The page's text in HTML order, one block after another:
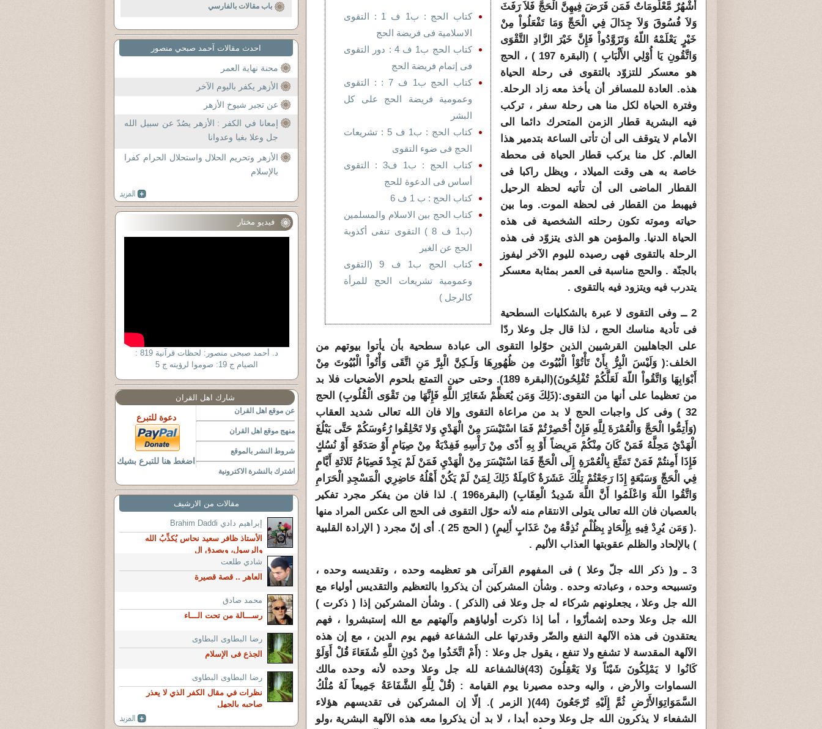
كتاب الحج : ب1 ف 1 : التقوى
الاسلامية فى فريضة الحج
كتاب الحج ب1 ف 4 : دور التقوى
فى إتمام فريضة الحج
كتاب الحج ب1 ف 7 : : التقوى
وعمومية فريضة الحج على كل
البشر
كتاب الحج : ب1 ف 5 : تشريعات
الحج فى ضوء التقوى
كتاب الحج : ب1 ف3 : التقوى
أساس فى الدعوة للحج
كتاب الحج : ب 1 ف 6
كتاب الحج بين الاسلام والمسلمين
(ب1 ف 8 ) التقوى تنفى أكذوبة
الحج عن الغير
كتاب الحج ب1 ف 9 (التقوى
وعمومية تشريعات الحج للمرأة
كالرجل )
أَشْهُرٌ مَّعْلُومَاتٌ فَمَن فَرَضَ فِيهِنَّ الْحَجَّ فَلاَ رَفَثَ
وَلاَ فُسُوقَ وَلاَ جِدَالَ فِي الْحَجِّ وَمَا تَفْعَلُواْ مِنْ
خَيْرٍ يَعْلَمْهُ اللّهُ وَتَزَوَّدُواْ فَإِنَّ خَيْرَ الزَّادِ التَّقْوَى
وَاتَّقُونِ يَا أُوْلِي الأَلْبَابِ ) (البقرة 197 ) ، الحج
هو معسكر للتزوّد بالتقوى فى رحلة الحياة
هذه. العادة للمسافر أن يأخذ معه زاد الرحلة.
وفترة الحياة لكل منا هى رحلة سفر ، تركب
فيه البشرية قطار الزمن المتحرك دائما الى
الأمام لا يتوقف الى أن تأتى الساعة بتدمير هذا
العالم. كل منا يركب قطار الحياة فى محطة
خاصة به هى وقت الميلاد ، ويظل راكبا فى
القطار الماضى الى أن تأتيه لحظة الرحيل
فيهبط من القطار فى لحظة الموت. وما بين
حياته وموته تكون رحلته الشخصية فى هذه
الحياة الدنيا. والمؤمن هو الذى يتزوّد فى هذه
الرحلة بالتقوى فهى رصيده لليوم الآخر ليفوز
بالجنّة . والحج مناسبة فى العمر بمثابة معسكر
يتدرب فيه ويتزود فيه بالتقوى .
2 ــ وفى التقوى لا عبرة بالشكليات السطحية
فى تأدية مناسك الحج ، لذا قال جل وعلا ردّا
على الجاهليين القرشيين الذين حوّلوا التقوى الى عبادة سطحية بأن يأتوا بيوتهم من
الخلف:( وَلَيْسَ الْبِرُّ بِأَنْ تَأْتُوْاْ الْبُيُوتَ مِن ظُهُورِهَا وَلَـكِنَّ الْبِرَّ مَنِ اتَّقَى وَأْتُواْ الْبُيُوتَ مِنْ
أَبْوَابِهَا وَاتَّقُواْ اللّهَ لَعَلَّكُمْ تُفْلِحُونَ)(البقرة 189). وحتى حين التمتع بلحوم الأضحيات فلا بد
من تعظيما على أنها من التقوى:(ذَلِكَ وَمَن يُعَظِّمْ شَعَائِرَ اللَّهِ فَإِنَّهَا مِن تَقْوَى الْقُلُوبِ) الحج
32 ) وفى كل واجبات الحج لا بد من مراعاة التقوى وإلا فان الله تعالى شديد العقاب
(وَأَتِمُّوا الْحَجَّ وَالْعُمْرَةَ لِلَّهِ فَإِنْ أُحْصِرْتُمْ فَمَا اسْتَيْسَرَ مِنْ الْهَدْيِ وَلا تَحْلِقُوا رُءُوسَكُمْ حَتَّى يَبْلُغَ
الْهَدْيُ مَحِلَّهُ فَمَنْ كَانَ مِنْكُمْ مَرِيضاً أَوْ بِهِ أَذًى مِنْ رَأْسِهِ فَفِدْيَةٌ مِنْ صِيَامٍ أَوْ صَدَقَةٍ أَوْ نُسُكٍ
فَإِذَا أَمِنتُمْ فَمَنْ تَمَتَّعَ بِالْعُمْرَةِ إِلَى الْحَجِّ فَمَا اسْتَيْسَرَ مِنْ الْهَدْيِ فَمَنْ لَمْ يَجِدْ فَصِيَامُ ثَلاثَةِ أَيَّامٍ
فِي الْحَجِّ وَسَبْعَةٍ إِذَا رَجَعْتُمْ تِلْكَ عَشَرَةٌ كَامِلَةٌ ذَلِكَ لِمَنْ لَمْ يَكُنْ أَهْلُهُ حَاضِرِي الْمَسْجِدِ الْحَرَامِ
وَاتَّقُوا اللَّهَ وَاعْلَمُوا أَنَّ اللَّهَ شَدِيدُ الْعِقَابِ
) (البقرة196 ). لذا فان من يفكر مجرد تفكير
بالعصيان فان الله تعالى يتولى الانتقام منه لأنه حوّل التقوى فى الحج الى عكس المراد منها
.( وَمَن يُرِدْ فِيهِ بِإِلْحَادٍ بِظُلْمٍ نُذِقْهُ مِنْ عَذَابٍ أَلِيمٍ) ( الحج 25 ). أى إنّ مجرد ( الإرادة القلبية
) بالإلحاد والظلم عقوبتها العذاب الأليم .
3 ـ و( ذكر الله جلّ وعلا ) فى المفهوم القرآنى هو تعظيمه وحده ، وتقديسه وحده ،
وتسبيحه وحده ، وعبادته وحده . وشأن المشركين أن يذكروا بالتعظيم والتقديس أولياء مع
الله جل وعلا ، يجعلونهم شركاء له جل وعلا فى (الذكر ) . وشأن المشركين إذا ( ذكرت )
الله جل وعلا وحده إشمأزّوا ، أما إذا ذكرت أولياؤهم وآلهتهم مع الله إستبشروا ، فهم
يعتقدون فى هذه الآلهة النفع والضّر وقدرتها على الشفاعة فيهم يوم الدين ، مع إن هذه
الآلهة المقدسة لا تشفع ولا تنفع ، يقول جل وعلا : (أَمْ اتَّخَذُوا مِنْ دُونِ اللَّهِ شُفَعَاءَ قُلْ أَوَلَوْ
كَانُوا لا يَمْلِكُونَ شَيْئاً وَلا يَعْقِلُونَ (43)
فالشفاعة لله جل وعلا وحده لأنه وحده مالك
السماوات والأرض ، واليه وحده مصيرنا يوم القيامة : (قُلْ لِلَّهِ الشَّفَاعَةُ جَمِيعاً لَهُ مُلْكُ
السَّمَوَاتِوَالأَرْضِ ثُمَّ إِلَيْهِ تُرْجَعُونَ (44)
( الزمر ). إلّا إن المشركين فى تقديسهم هؤلاء
الشفعاء لا يذكرون الله جل وعلا وحده أبدا ، لا بد أن يذكروا معه هذه الآلهة البشرية ،ولو
باب مقالات بالفارسي
احدث مقالات آحمد صبحي منصور
محنة نهاية العمر
الأزهر يكفر باليوم الآخر
عن تجبر شيوخ الأزهر
إمعانا في الكفر : الأزهر يصُدّ عن سبيل الله
جل وعلا بغيا وعدوانا
الأزهر وتحريم الحلال واستحلال الحرام كفرا
بالإسلام
فيديو مختار
د. أحمد صبحى منصور: لحظات قرآنية 819 :
الصيام ج 19: صوموا لرؤيته ج 5
شارك اهل القران
عن موقع اهل القران
منهج موقع اهل القران
شروط النشر بالموقع
اشترك بالنشرة الاكترونية
دعوة للتبرع
اضغط هنا للتبرع بشيك
مقالات من الارشيف
إبراهيم دادي Brahim Daddi
الأستاذ ظافر سعيد نحاس يُكذِّبُ الله
والرسول، ويصدق ال
شادي طلعت
العاهر .. قصة قصيرة
محمد صادق
رســـالة من تحت الـــاء
رضا البطاوى البطاوى
الجذع فى الإسلام
رضا البطاوى البطاوى
نظرات في مقال الكفر الذي لا يعذر
صاحبه بالجهل